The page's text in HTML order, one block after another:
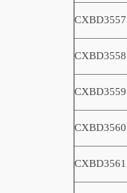
CXBD3557
CXBD3558
CXBD3559
CXBD3560
CXBD3561